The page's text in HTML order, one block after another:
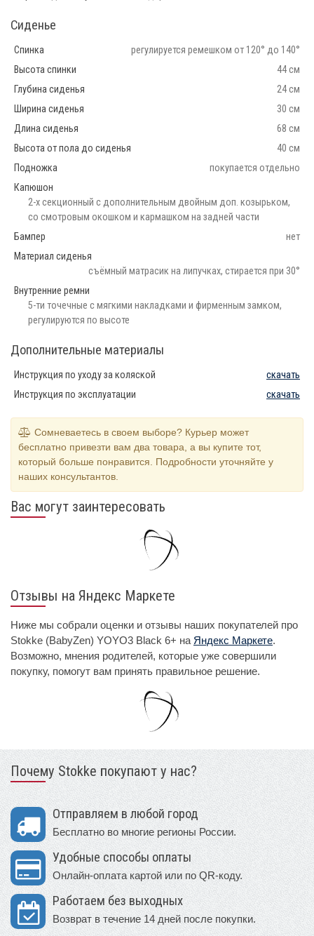
Сиденье
Спинка
регулируется ремешком от 120° до 140°
Высота спинки
44 см
Глубина сиденья
24 см
Ширина сиденья
30 см
Длина сиденья
68 см
Высота от пола до сиденья
40 см
Подножка
покупается отдельно
Капюшон
2-х секционный с дополнительным двойным доп. козырьком,
со смотровым окошком и кармашком на задней части
Бампер
нет
Материал сиденья
съёмный матрасик на липучках, стирается при 30°
Внутренние ремни
5-ти точечные с мягкими накладками и фирменным замком,
регулируются по высоте
Дополнительные материалы
Инструкция по уходу за коляской
скачать
Инструкция по эксплуатации
скачать
Сомневаетесь в своем выборе? Курьер может
бесплатно привезти вам два товара, а вы купите тот,
который больше понравится. Подробности уточняйте у
наших консультантов.
Вас могут заинтересовать
Отзывы на Яндекс Маркете
Ниже мы собрали оценки и отзывы наших покупателей про
Stokke (BabyZen) YOYO3 Black 6+ на Яндекс Маркете.
Возможно, мнения родителей, которые уже совершили
покупку, помогут вам принять правильное решение.
Почему Stokke покупают у нас?
Отправляем в любой город
Бесплатно во многие регионы России.
Удобные способы оплаты
Онлайн-оплата картой или по QR-коду.
Работаем без выходных
Возврат в течение 14 дней после покупки.